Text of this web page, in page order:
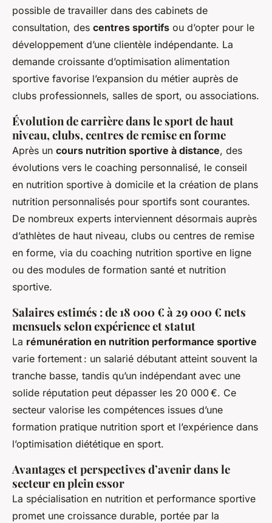
possible de travailler dans des cabinets de
consultation, des centres sportifs ou d’opter pour le
développement d’une clientèle indépendante. La
demande croissante d’optimisation alimentation
sportive favorise l’expansion du métier auprès de
clubs professionnels, salles de sport, ou associations.
Évolution de carrière dans le sport de haut
niveau, clubs, centres de remise en forme
Après un cours nutrition sportive à distance, des
évolutions vers le coaching personnalisé, le conseil
en nutrition sportive à domicile et la création de plans
nutrition personnalisés pour sportifs sont courantes.
De nombreux experts interviennent désormais auprès
d’athlètes de haut niveau, clubs ou centres de remise
en forme, via du coaching nutrition sportive en ligne
ou des modules de formation santé et nutrition
sportive.
Salaires estimés : de 18 000 € à 29 000 € nets
mensuels selon expérience et statut
La rémunération en nutrition performance sportive
varie fortement : un salarié débutant atteint souvent la
tranche basse, tandis qu’un indépendant avec une
solide réputation peut dépasser les 20 000 €. Ce
secteur valorise les compétences issues d’une
formation pratique nutrition sport et l’expérience dans
l’optimisation diététique en sport.
Avantages et perspectives d’avenir dans le
secteur en plein essor
La spécialisation en nutrition et performance sportive
promet une croissance durable, portée par la